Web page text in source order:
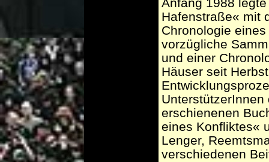
Anfang 1988
Hafenstraße« mit
Chronologie
vorzügliche
und einer
Häuser seit
erschienenen
eines Konfliktes«
Lenger,
verschiedenen